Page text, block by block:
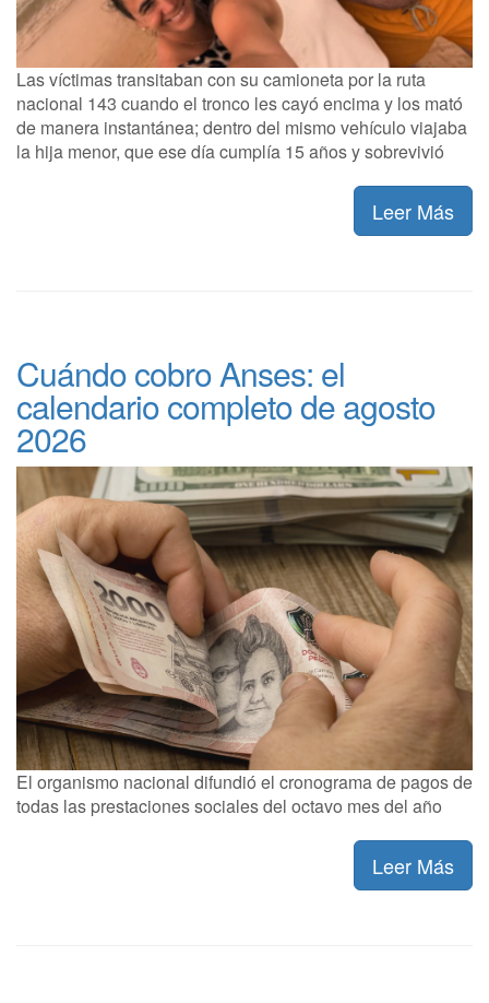
Las víctimas transitaban con su camioneta por la ruta
nacional 143 cuando el tronco les cayó encima y los mató
de manera instantánea; dentro del mismo vehículo viajaba
la hija menor, que ese día cumplía 15 años y sobrevivió
Leer Más
Cuándo cobro Anses: el
calendario completo de agosto
2026
El organismo nacional difundió el cronograma de pagos de
todas las prestaciones sociales del octavo mes del año
Leer Más